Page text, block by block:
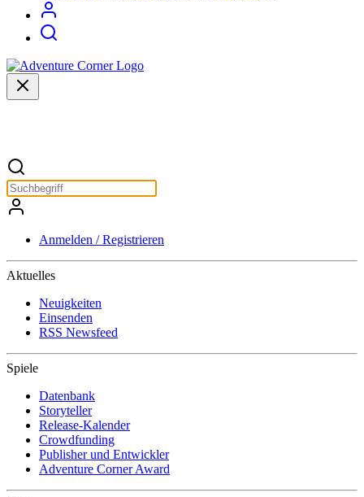
Anmelden / Registrieren
Aktuelles
Neuigkeiten
Einsenden
RSS Newsfeed
Spiele
Datenbank
Storyteller
Release-Kalender
Crowdfunding
Publisher und Entwickler
Adventure Corner Award